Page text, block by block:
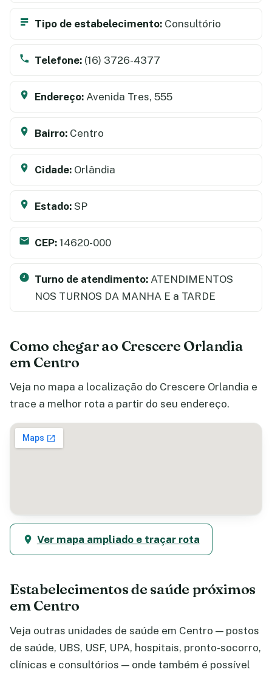
Tipo de estabelecimento: Consultório
Telefone: (16) 3726-4377
Endereço: Avenida Tres, 555
Bairro: Centro
Cidade: Orlândia
Estado: SP
CEP: 14620-000
Turno de atendimento: ATENDIMENTOS
NOS TURNOS DA MANHA E a TARDE
Como chegar ao Crescere Orlandia
em Centro
Veja no mapa a localização do Crescere Orlandia e
trace a melhor rota a partir do seu endereço.
Ver mapa ampliado e traçar rota
Estabelecimentos de saúde próximos
em Centro
Veja outras unidades de saúde em Centro — postos
de saúde, UBS, USF, UPA, hospitais, pronto-socorro,
clínicas e consultórios — onde também é possível